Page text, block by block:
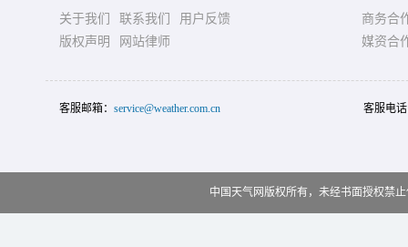
关于我们 联系我们
用户反馈
版权声明
网站律师
商务合
媒资合
客服邮箱： service@weather.com.cn 客服电
中国天气网版权所有，未经书面授权